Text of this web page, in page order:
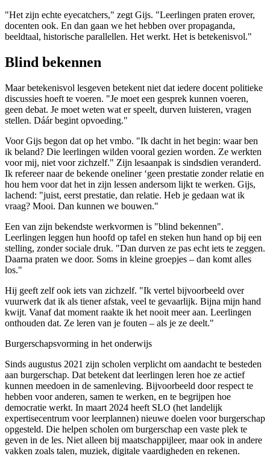
"Het zijn echte eyecatchers," zegt Gijs. "Leerlingen praten erover,
docenten ook. En dan gaan we het hebben over propaganda,
beeldtaal, historische parallellen. Het werkt. Het is betekenisvol."
Blind bekennen
Maar betekenisvol lesgeven betekent niet dat iedere docent politieke
discussies hoeft te voeren. "Je moet een gesprek kunnen voeren,
geen debat. Je moet weten wat er speelt, durven luisteren, vragen
stellen. Dáár begint opvoeding."
Voor Gijs begon dat op het vmbo. "Ik dacht in het begin: waar ben
ik beland? Die leerlingen wilden vooral gezien worden. Ze werkten
voor mij, niet voor zichzelf." Zijn lesaanpak is sindsdien veranderd.
Ik refereer naar de bekende oneliner ‘geen prestatie zonder relatie en
hou hem voor dat het in zijn lessen andersom lijkt te werken. Gijs,
lachend: "juist, eerst prestatie, dan relatie. Heb je gedaan wat ik
vraag? Mooi. Dan kunnen we bouwen."
Een van zijn bekendste werkvormen is "blind bekennen".
Leerlingen leggen hun hoofd op tafel en steken hun hand op bij een
stelling, zonder sociale druk. "Dan durven ze pas echt iets te zeggen.
Daarna praten we door. Soms in kleine groepjes – dan komt alles
los."
Hij geeft zelf ook iets van zichzelf. "Ik vertel bijvoorbeeld over
vuurwerk dat ik als tiener afstak, veel te gevaarlijk. Bijna mijn hand
kwijt. Vanaf dat moment raakte ik het nooit meer aan. Leerlingen
onthouden dat. Ze leren van je fouten – als je ze deelt."
Burgerschapsvorming in het onderwijs
Sinds augustus 2021 zijn scholen verplicht om aandacht te besteden
aan burgerschap. Dat betekent dat leerlingen leren hoe ze actief
kunnen meedoen in de samenleving. Bijvoorbeeld door respect te
hebben voor anderen, samen te werken, en te begrijpen hoe
democratie werkt. In maart 2024 heeft SLO (het landelijk
expertisecentrum voor leerplannen) nieuwe doelen voor burgerschap
opgesteld. Die helpen scholen om burgerschap een vaste plek te
geven in de les. Niet alleen bij maatschappijleer, maar ook in andere
vakken zoals talen, muziek, digitale vaardigheden en rekenen.